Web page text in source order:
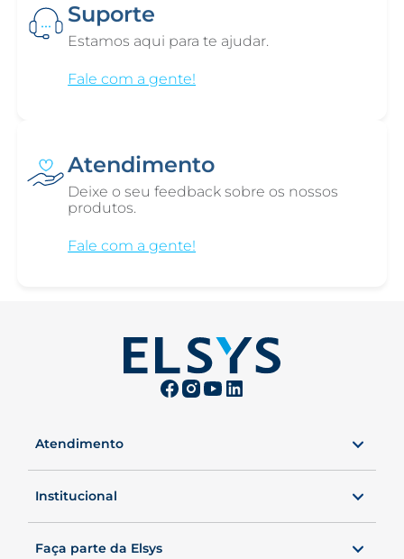
Suporte
Estamos aqui para te ajudar.
Fale com a gente!
Atendimento
Deixe o seu feedback sobre os nossos
produtos.
Fale com a gente!
Atendimento
0800 00 ELSYS
Sábados, das 8 às 19h.
Institucional
Faça parte da Elsys